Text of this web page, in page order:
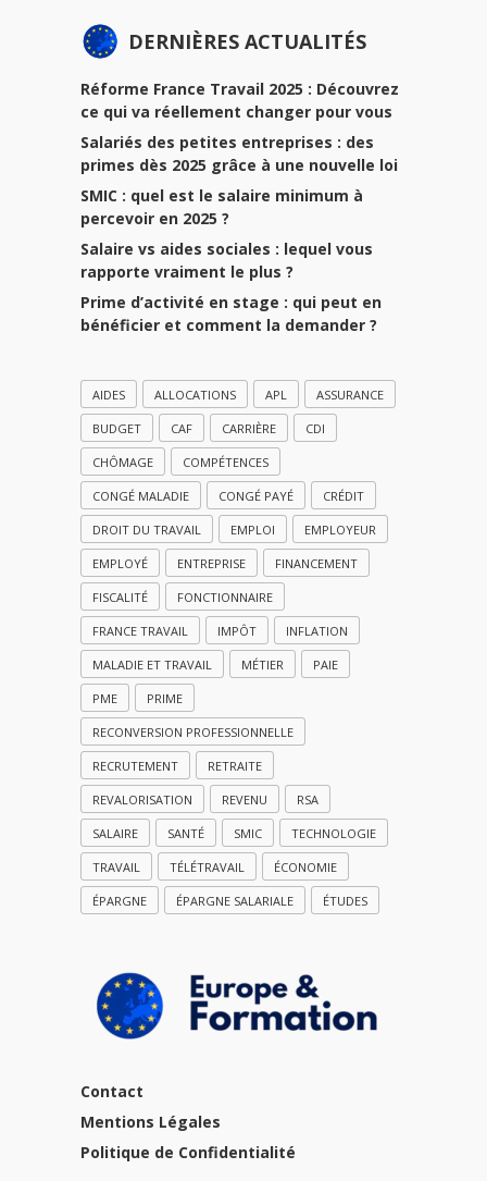
publications
DERNIÈRES ACTUALITÉS
Réforme France Travail 2025 : Découvrez
ce qui va réellement changer pour vous
Salariés des petites entreprises : des
primes dès 2025 grâce à une nouvelle loi
SMIC : quel est le salaire minimum à
percevoir en 2025 ?
Salaire vs aides sociales : lequel vous
rapporte vraiment le plus ?
Prime d’activité en stage : qui peut en
bénéficier et comment la demander ?
AIDES ALLOCATIONS APL ASSURANCE
BUDGET CAF CARRIÈRE CDI
CHÔMAGE COMPÉTENCES
CONGÉ MALADIE CONGÉ PAYÉ CRÉDIT
DROIT DU TRAVAIL EMPLOI EMPLOYEUR
EMPLOYÉ ENTREPRISE FINANCEMENT
FISCALITÉ FONCTIONNAIRE
FRANCE TRAVAIL IMPÔT INFLATION
MALADIE ET TRAVAIL MÉTIER PAIE
PME PRIME
RECONVERSION PROFESSIONNELLE
RECRUTEMENT RETRAITE
REVALORISATION REVENU RSA
SALAIRE SANTÉ SMIC TECHNOLOGIE
TRAVAIL TÉLÉTRAVAIL ÉCONOMIE
ÉPARGNE ÉPARGNE SALARIALE ÉTUDES
Contact
Mentions Légales
Politique de Confidentialité